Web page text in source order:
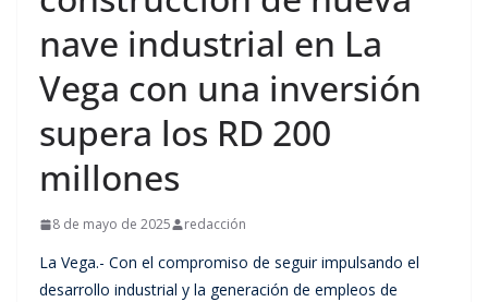
nave industrial en La
Vega con una inversión
supera los RD 200
millones
8 de mayo de 2025 redacción
La Vega.- Con el compromiso de seguir impulsando el
desarrollo industrial y la generación de empleos de